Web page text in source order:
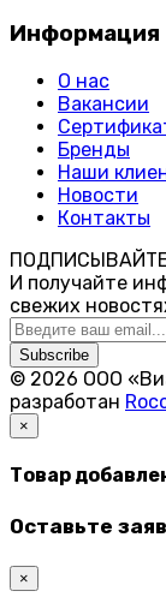
Информация
О нас
Вакансии
Бренды
Наши
Новости
Контакты
И получайте
свежих
Subscribe
© 2026 ООО
разработан
×
Товар
Оставьте
×